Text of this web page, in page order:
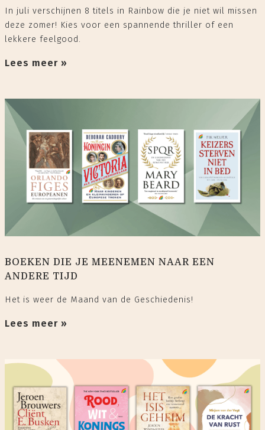
In juli verschijnen 8 titels in Rainbow die je niet wil missen
deze zomer! Kies voor een spannende thriller of een
lekkere feelgood.
Lees meer »
BOEKEN DIE JE MEENEMEN NAAR EEN
ANDERE TIJD
Het is weer de Maand van de Geschiedenis!
Lees meer »